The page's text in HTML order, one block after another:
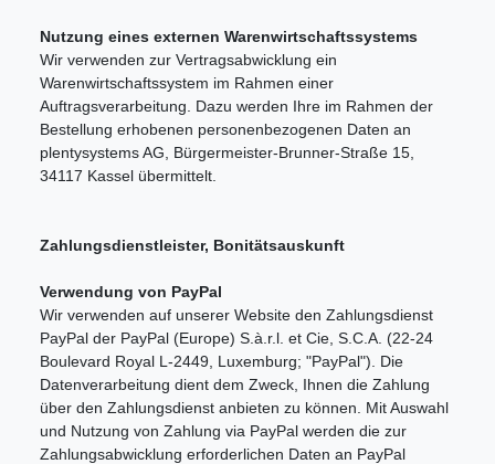
Nutzung eines externen Warenwirtschaftssystems
Wir verwenden zur Vertragsabwicklung ein
Warenwirtschaftssystem im Rahmen einer
Auftragsverarbeitung. Dazu werden Ihre im Rahmen der
Bestellung erhobenen personenbezogenen Daten an
plentysystems AG, Bürgermeister-Brunner-Straße 15,
34117 Kassel übermittelt.
Zahlungsdienstleister, Bonitätsauskunft
Verwendung von PayPal
Wir verwenden auf unserer Website den Zahlungsdienst
PayPal der PayPal (Europe) S.à.r.l. et Cie, S.C.A. (22-24
Boulevard Royal L-2449, Luxemburg; "PayPal"). Die
Datenverarbeitung dient dem Zweck, Ihnen die Zahlung
über den Zahlungsdienst anbieten zu können. Mit Auswahl
und Nutzung von Zahlung via PayPal werden die zur
Zahlungsabwicklung erforderlichen Daten an PayPal